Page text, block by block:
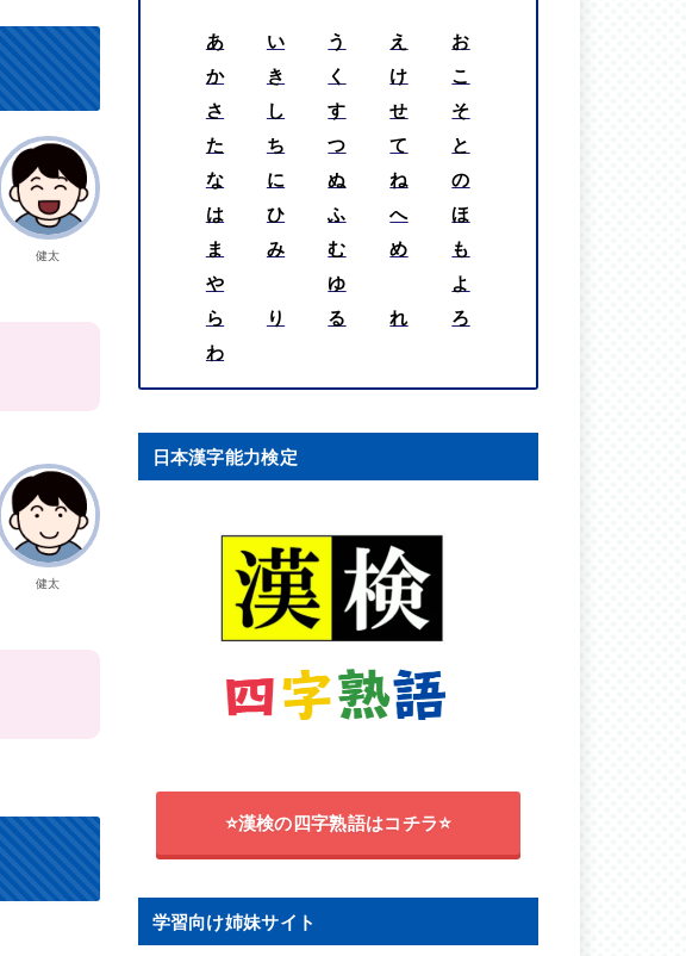
健太
健太
あ い う え
お
か
き く け
こ
さ
し す せ
そ
た
ち つ て
と
な
に ぬ ね
の
は
ひ ふ へ
ほ
ま
み む め
も
や
ゆ
よ
ら
り る れ
ろ
わ
日本漢字能力検定
⭐漢検の四字熟語はコチラ⭐
学習向け姉妹サイト